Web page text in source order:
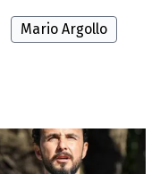
Mario Argollo